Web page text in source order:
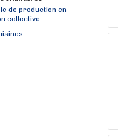
de production en
collective